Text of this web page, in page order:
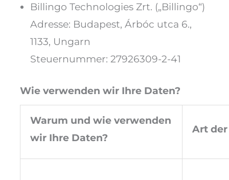
Billingo Technologies Zrt. („Billingo“)
Adresse: Budapest, Árbóc utca 6.,
1133, Ungarn
Steuernummer: 27926309-2-41
Wie verwenden wir Ihre Daten?
Warum und wie verwenden
wir Ihre Daten?
Art